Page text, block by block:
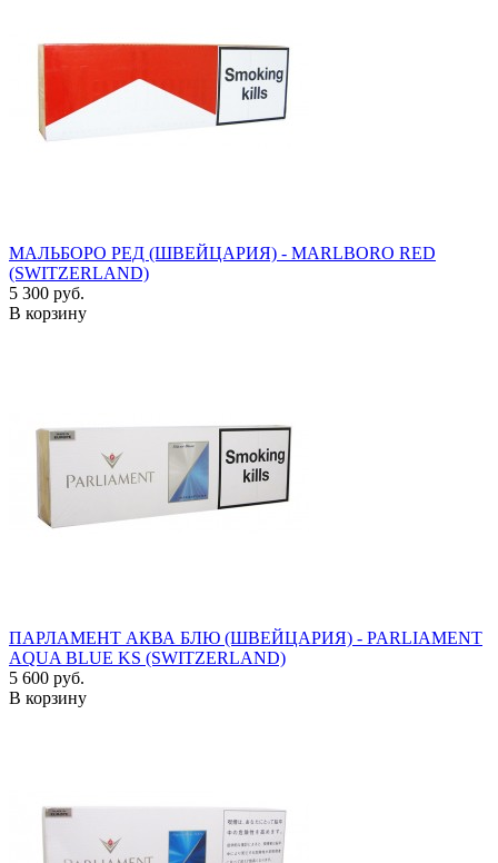
МАЛЬБОРО РЕД (ШВЕЙЦАРИЯ) - MARLBORO RED
(SWITZERLAND)
5 300 руб.
В корзину
ПАРЛАМЕНТ АКВА БЛЮ (ШВЕЙЦАРИЯ) - PARLIAMENT
AQUA BLUE KS (SWITZERLAND)
5 600 руб.
В корзину